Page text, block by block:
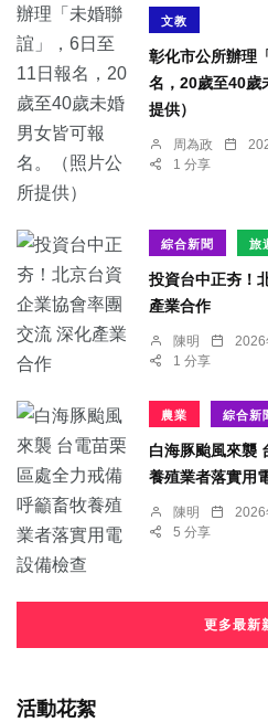
文教
彰化市公所辦理
名，20歲至40歲
提供）
周為政
1 分享
綜合新聞 旅
投資台中正夯！
產業合作
陳明 2026
1 分享
農業 綜合新
白海豚颱風來襲
養殖業者落實用
陳明 2026
5 分享
更多最新
活動花絮